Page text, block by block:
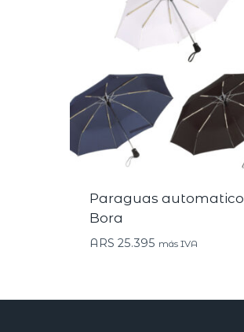
Paraguas automatico
Bora
ARS 25.395 más IVA